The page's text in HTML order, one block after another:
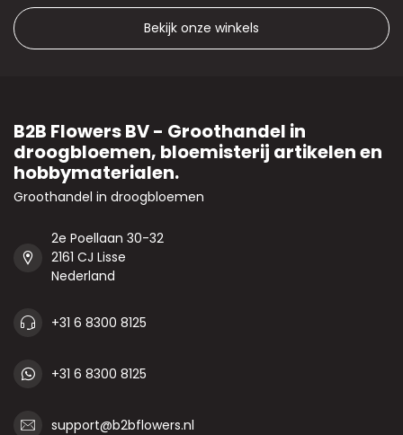
Bekijk onze winkels
B2B Flowers BV - Groothandel in
droogbloemen, bloemisterij artikelen en
hobbymaterialen.
Groothandel in droogbloemen
2e Poellaan 30-32
2161 CJ Lisse
Nederland
+31 6 8300 8125
+31 6 8300 8125
support@b2bflowers.nl